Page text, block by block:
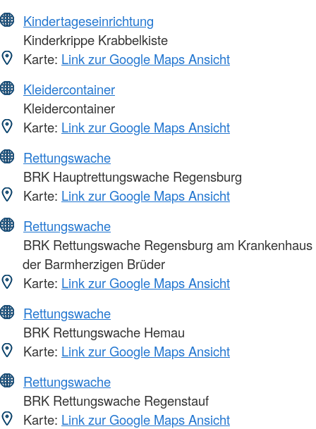
Kindertageseinrichtung
Kinderkrippe Krabbelkiste
Karte: Link zur Google Maps Ansicht
Kleidercontainer
Kleidercontainer
Karte: Link zur Google Maps Ansicht
Rettungswache
BRK Hauptrettungswache Regensburg
Karte: Link zur Google Maps Ansicht
Rettungswache
BRK Rettungswache Regensburg am Krankenhaus
der Barmherzigen Brüder
Karte: Link zur Google Maps Ansicht
Rettungswache
BRK Rettungswache Hemau
Karte: Link zur Google Maps Ansicht
Rettungswache
BRK Rettungswache Regenstauf
Karte: Link zur Google Maps Ansicht